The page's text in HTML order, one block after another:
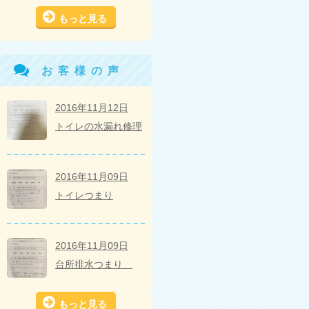
もっと見る
お客様の声
2016年11月12日
トイレの水漏れ修理
2016年11月09日
トイレつまり
2016年11月09日
台所排水つまり
もっと見る